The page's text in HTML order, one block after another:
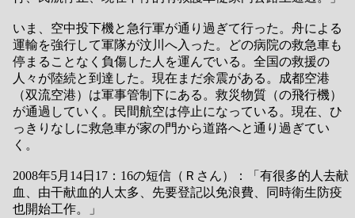
いま、空中投下機と急行軍が通り過ぎて行った。舟による
運輸を強行して軍隊が汶川へ入った。どの病院の救急車も
停まることなく負傷した人を運んでいる。全国の救援の
人々が陸続と到達した。現在まだ余震がある。成都空港
（双流空港）は軍事管制下にある。救災物質（の飛行機）
が通過していく。民間航空は停止になっている。現在、ひ
っきりなしに救急車が家の門から道路へと通り過ぎてい
く。
2008年5月14日17：16の短信（Ｒさん）：「有很多的人去献
血、由干献血的人太多、先要登記以免浪費、同時衛生防疫
也開始工作。」